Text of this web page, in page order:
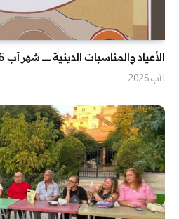
الأعياد والمناسبات الدينية ــــ شهر آب 2026
1 آب 2026